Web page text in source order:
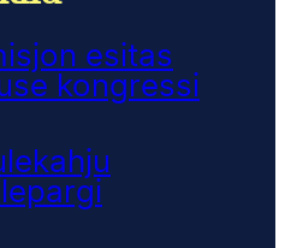
esitas
kongressi